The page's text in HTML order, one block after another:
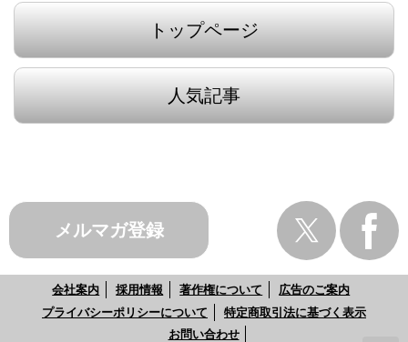
トップページ
人気記事
メルマガ登録
会社案内 採用情報 著作権について
広告のご案内
プライバシーポリシーについて
特定商取引法に基づく表示
お問い合わせ